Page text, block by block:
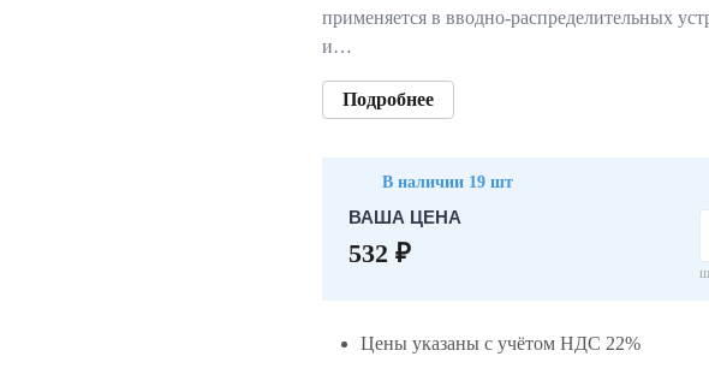
применяется в вводно-распределительных
и…
Подробнее
В наличии 19 шт
ВАША ЦЕНА
532 ₽
Цены указаны с учётом НДС 22%